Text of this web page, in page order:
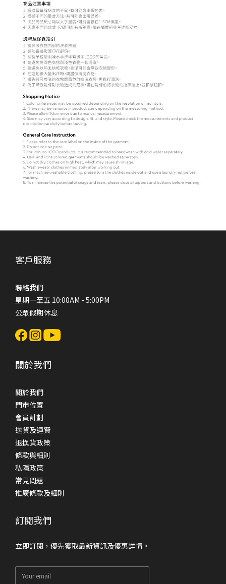
客戶服務
聯絡我們
星期一至五 10:00AM - 5:00PM
公眾假期休息
關於我們
關於我們
門市位置
會員計劃
送貨及運費
退換貨政策
條款與細則
私隱政策
常見問題
推廣條款及細則
訂閱我們
立即訂閱，優先獲取最新資訊及優惠詳情。